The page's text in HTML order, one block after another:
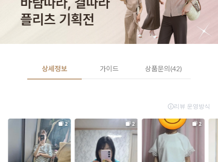
상세정보 가이드 상품문의(42)